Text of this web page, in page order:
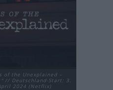
of the Unexplained –
// Deutschland-Start: 3.
2024 (Netflix)